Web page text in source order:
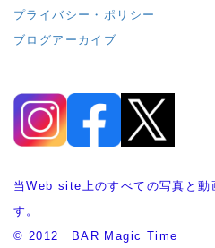
プライバシー・ポリシー
ブログアーカイブ
当Web site上のすべての写真と動
す。
© 2012 BAR Magic Time